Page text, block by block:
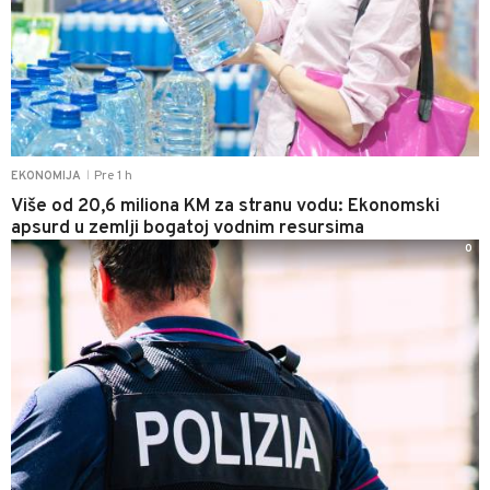
EKONOMIJA Pre 1 h
Više od 20,6 miliona KM za stranu vodu: Ekonomski
apsurd u zemlji bogatoj vodnim resursima
0